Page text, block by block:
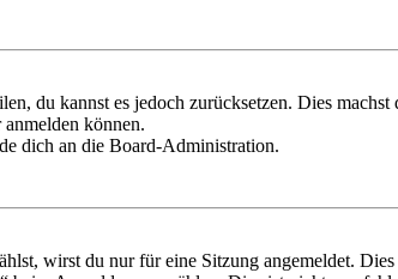
du kannst es jedoch zurücksetzen. Dies
können.
dich an die Board-Administration.
wirst du nur für eine Sitzung angemeldet.